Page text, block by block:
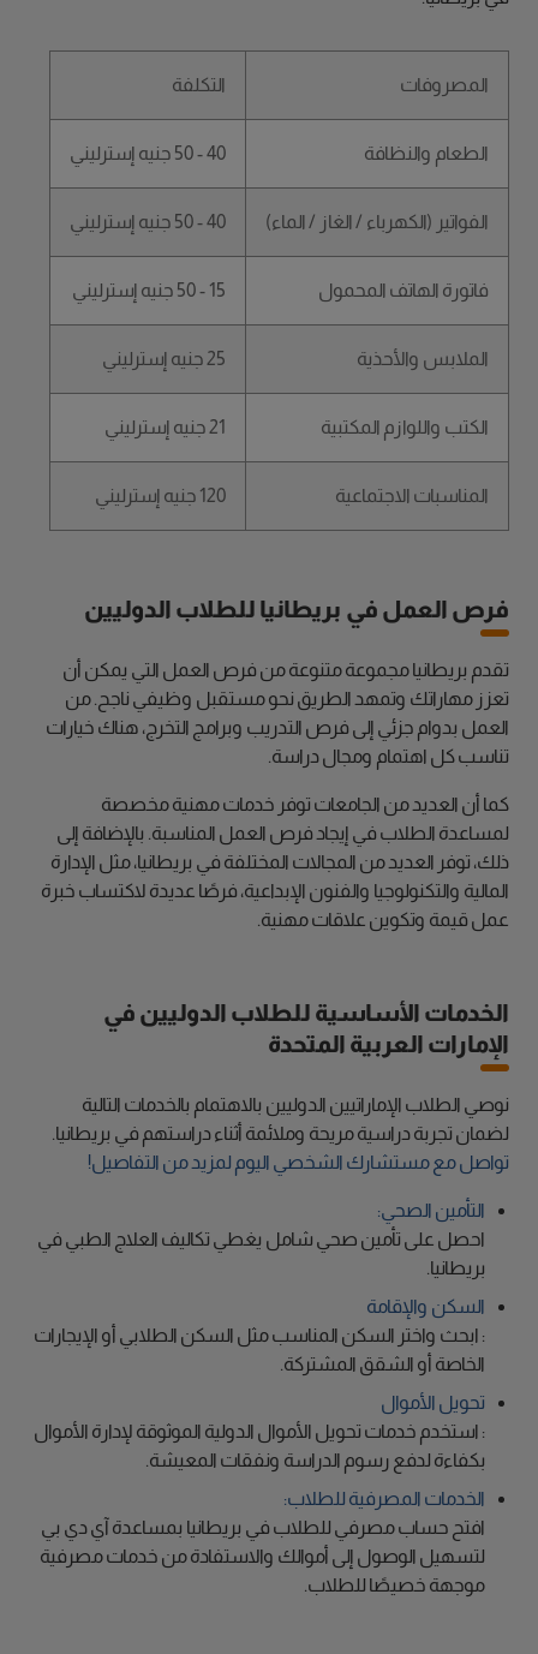
المصروفات التكلفة
الطعام والنظافة 40 - 50 جنيه إسترليني
الفواتير (الكهرباء / الغاز / الماء) 40 - 50 جنيه إسترليني
فاتورة الهاتف المحمول 15 - 50 جنيه إسترليني
الملابس والأحذية 25 جنيه إسترليني
الكتب واللوازم المكتبية 21 جنيه إسترليني
المناسبات الاجتماعية 120 جنيه إسترليني
فرص العمل في بريطانيا للطلاب الدوليين
تقدم بريطانيا مجموعة متنوعة من فرص العمل التي يمكن أن
تعزز مهاراتك وتمهد الطريق نحو مستقبل وظيفي ناجح. من
العمل بدوام جزئي إلى فرص التدريب وبرامج التخرج، هناك خيارات
تناسب كل اهتمام ومجال دراسة.
كما أن العديد من الجامعات توفر خدمات مهنية مخصصة
لمساعدة الطلاب في إيجاد فرص العمل المناسبة. بالإضافة إلى
ذلك، توفر العديد من المجالات المختلفة في بريطانيا، مثل الإدارة
المالية والتكنولوجيا والفنون الإبداعية، فرصًا عديدة لاكتساب خبرة
عمل قيمة وتكوين علاقات مهنية.
الخدمات الأساسية للطلاب الدوليين في
الإمارات العربية المتحدة
نوصي الطلاب الإماراتيين الدوليين بالاهتمام بالخدمات التالية
لضمان تجربة دراسية مريحة وملائمة أثناء دراستهم في بريطانيا.
تواصل مع مستشارك الشخصي اليوم لمزيد من التفاصيل!
التأمين الصحي:
احصل على تأمين صحي شامل يغطي تكاليف العلاج الطبي في
بريطانيا.
السكن والإقامة
: ابحث واختر السكن المناسب مثل السكن الطلابي أو الإيجارات
الخاصة أو الشقق المشتركة.
تحويل الأموال
: استخدم خدمات تحويل الأموال الدولية الموثوقة لإدارة الأموال
بكفاءة لدفع رسوم الدراسة ونفقات المعيشة.
الخدمات المصرفية للطلاب:
افتح حساب مصرفي للطلاب في بريطانيا بمساعدة آي دي بي
لتسهيل الوصول إلى أموالك والاستفادة من خدمات مصرفية
موجهة خصيصًا للطلاب.